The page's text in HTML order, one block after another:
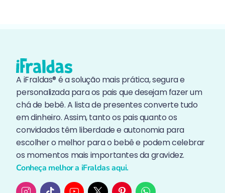
A iFraldas® é a solução mais prática, segura e
personalizada para os pais que desejam fazer um
chá de bebê. A lista de presentes converte tudo
em dinheiro. Assim, tanto os pais quanto os
convidados têm liberdade e autonomia para
escolher o melhor para o bebê e podem celebrar
os momentos mais importantes da gravidez.
Conheça melhor a iFraldas aqui.